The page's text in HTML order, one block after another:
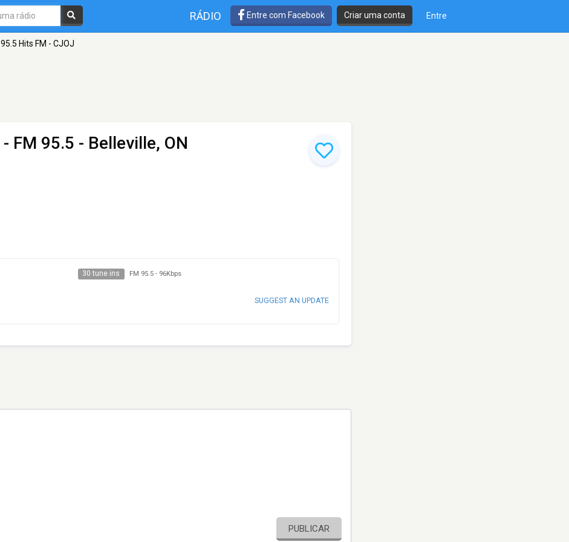
RÁDIO Entre com Facebook Criar uma conta Entre
95.5 Hits FM - CJOJ
- FM 95.5 - Belleville, ON
30 tune ins FM 95.5- 96Kbps
SUGGEST AN UPDATE
PUBLICAR